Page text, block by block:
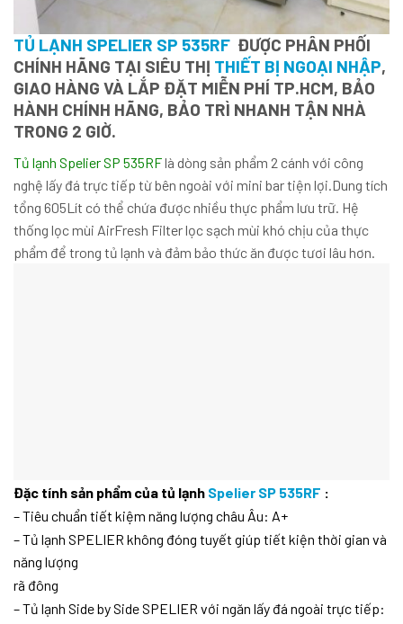
TỦ LẠNH SPELIER SP 535RF ĐƯỢC PHÂN PHỐI
CHÍNH HÃNG TẠI SIÊU THỊ THIẾT BỊ NGOẠI NHẬP,
GIAO HÀNG VÀ LẮP ĐẶT MIỄN PHÍ TP.HCM, BẢO
HÀNH CHÍNH HÃNG, BẢO TRÌ NHANH TẬN NHÀ
TRONG 2 GIỜ.
Tủ lạnh Spelier SP 535RFlà dòng sản phẩm 2 cánh với công
nghệ lấy đá trực tiếp từ bên ngoài với mini bar tiện lợi.Dung tích
tổng 605Lít có thể chứa được nhiều thực phẩm lưu trữ. Hệ
thống lọc mùi AirFresh Filter lọc sạch mùi khó chịu của thực
phẩm để trong tủ lạnh và đảm bảo thức ăn được tươi lâu hơn.
Đặc tính sản phẩm của tủ lạnh Spelier SP 535RF :
– Tiêu chuẩn tiết kiệm năng lượng châu Âu: A+
– Tủ lạnh SPELIER không đóng tuyết giúp tiết kiện thời gian và
năng lượng
rã đông
– Tủ lạnh Side by Side SPELIER với ngăn lấy đá ngoài trực tiếp: